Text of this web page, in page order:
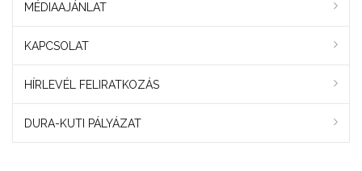
MÉDIAAJÁNLAT
KAPCSOLAT
HÍRLEVÉL FELIRATKOZÁS
DURA-KUTI PÁLYÁZAT